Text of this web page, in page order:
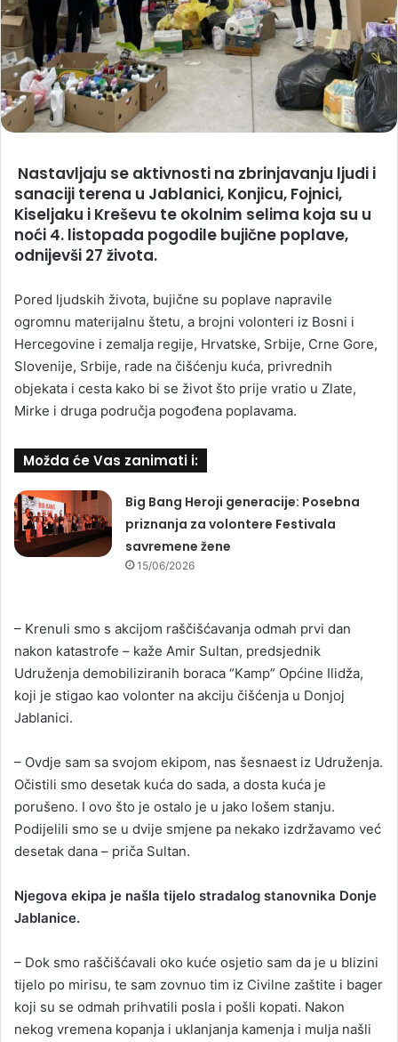
Nastavljaju se aktivnosti na zbrinjavanju ljudi i
sanaciji terena u Jablanici, Konjicu, Fojnici,
Kiseljaku i Kreševu te okolnim selima koja su u
noći 4. listopada pogodile bujične poplave,
odnijevši 27 života.
Pored ljudskih života, bujične su poplave napravile
ogromnu materijalnu štetu, a brojni volonteri iz Bosni i
Hercegovine i zemalja regije, Hrvatske, Srbije, Crne Gore,
Slovenije, Srbije, rade na čišćenju kuća, privrednih
objekata i cesta kako bi se život što prije vratio u Zlate,
Mirke i druga područja pogođena poplavama.
Možda će Vas zanimati i:
Big Bang Heroji generacije: Posebna
priznanja za volontere Festivala
savremene žene
15/06/2026
– Krenuli smo s akcijom raščišćavanja odmah prvi dan
nakon katastrofe – kaže Amir Sultan, predsjednik
Udruženja demobiliziranih boraca “Kamp” Općine Ilidža,
koji je stigao kao volonter na akciju čišćenja u Donjoj
Jablanici.
– Ovdje sam sa svojom ekipom, nas šesnaest iz Udruženja.
Očistili smo desetak kuća do sada, a dosta kuća je
porušeno. I ovo što je ostalo je u jako lošem stanju.
Podijelili smo se u dvije smjene pa nekako izdržavamo već
desetak dana – priča Sultan.
Njegova ekipa je našla tijelo stradalog stanovnika Donje
Jablanice.
– Dok smo raščišćavali oko kuće osjetio sam da je u blizini
tijelo po mirisu, te sam zovnuo tim iz Civilne zaštite i bager
koji su se odmah prihvatili posla i pošli kopati. Nakon
nekog vremena kopanja i uklanjanja kamenja i mulja našli